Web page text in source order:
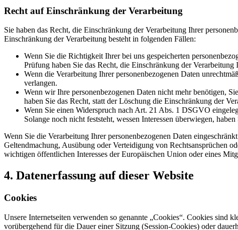
Recht auf Einschränkung der Verarbeitung
Sie haben das Recht, die Einschränkung der Verarbeitung Ihrer
Einschränkung der Verarbeitung besteht in folgenden Fällen:
Wenn Sie die Richtigkeit Ihrer bei uns gespeicherten
Prüfung haben Sie das Recht, die Einschränkung der Verarbeitung
Wenn die Verarbeitung Ihrer personenbezogenen Daten
verlangen.
Wenn wir Ihre personenbezogenen Daten nicht mehr benötigen,
haben Sie das Recht, statt der Löschung die Einschränkung der
Wenn Sie einen Widerspruch nach Art. 21 Abs. 1 DSGVO
Solange noch nicht feststeht, wessen Interessen überwiegen,
Wenn Sie die Verarbeitung Ihrer personenbezogenen Daten
Geltendmachung, Ausübung oder Verteidigung von Rechtsansprüchen
wichtigen öffentlichen Interesses der Europäischen Union oder eines
4. Datenerfassung auf dieser Website
Cookies
Unsere Internetseiten verwenden so genannte „Cookies“. Cookies sind
vorübergehend für die Dauer einer Sitzung (Session-Cookies) oder